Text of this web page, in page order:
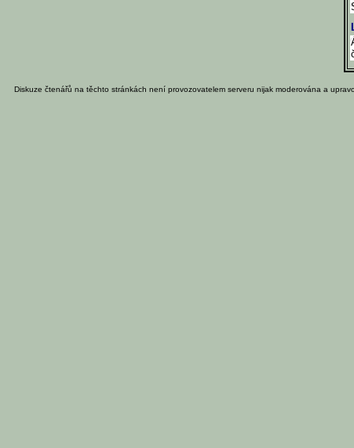
Diskuze čtenářů na těchto stránkách není provozovatelem serveru nijak moderována a